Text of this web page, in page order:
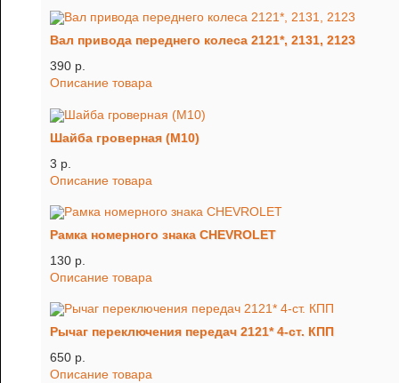
Вал привода переднего колеса 2121*, 2131, 2123
390 p.
Описание товара
Шайба гроверная (М10)
3 p.
Описание товара
Рамка номерного знака CHEVROLET
130 p.
Описание товара
Рычаг переключения передач 2121* 4-ст. КПП
650 p.
Описание товара